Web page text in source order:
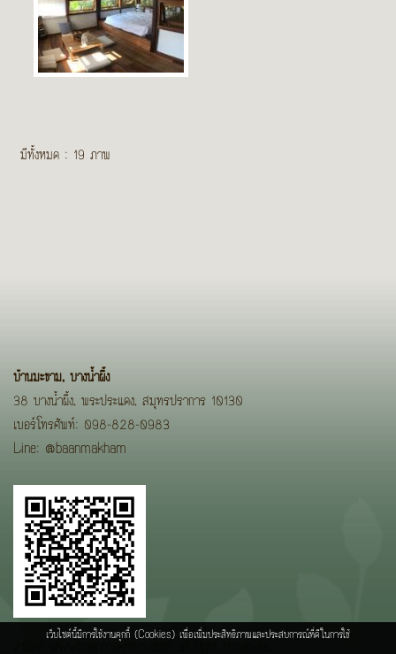
มีทั้งหมด : 19 ภาพ
บ้านมะขาม, บางน้ำผึ้ง
38 บางน้ำผึ้ง, พระประแดง, สมุทรปราการ 10130
เบอร์โทรศัพท์: 098-828-0983
Line: @baanmakham
2026 www.baanmakham.com all right reserves.
เว็บไซต์นี้มีการใช้งานคุกกี้ (Cookies) เพื่อเพิ่มประสิทธิภาพและประสบการณ์ที่ดีในการใช้